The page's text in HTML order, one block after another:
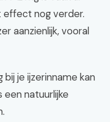
effect nog verder.
aanzienlijk, vooral
je ijzerinname kan
een natuurlijke